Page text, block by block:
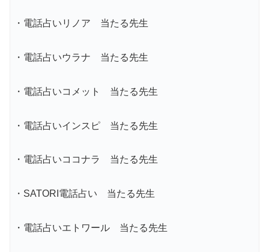
・電話占いリノア 当たる先生
・電話占いウラナ 当たる先生
・電話占いコメット 当たる先生
・電話占いインスピ 当たる先生
・電話占いココナラ 当たる先生
・SATORI電話占い 当たる先生
・電話占いエトワール 当たる先生